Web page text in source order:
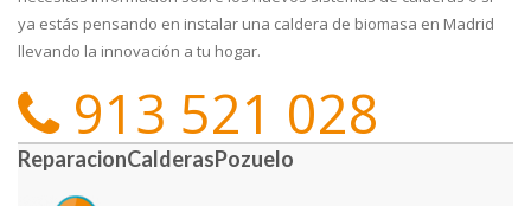
ya estás pensando en instalar una caldera de biomasa en Madrid
llevando la innovación a tu hogar.
913 521 028
ReparacionCalderasPozuelo